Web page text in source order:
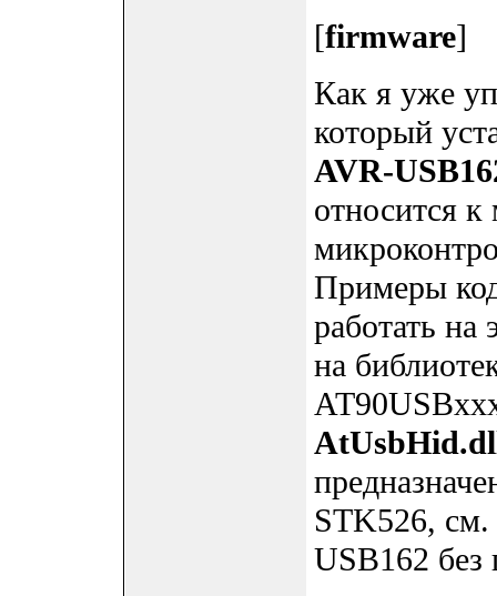
[firmware]
Как я уже
который
AVR-
относится
Примеры
работать на
на
STK526,
USB162 без